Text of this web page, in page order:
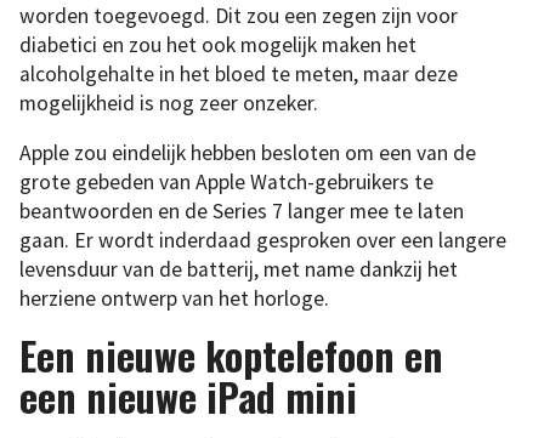
worden toegevoegd. Dit zou een zegen zijn voor
diabetici en zou het ook mogelijk maken het
alcoholgehalte in het bloed te meten, maar deze
mogelijkheid is nog zeer onzeker.
Apple zou eindelijk hebben besloten om een van de
grote gebeden van Apple Watch-gebruikers te
beantwoorden en de Series 7 langer mee te laten
gaan. Er wordt inderdaad gesproken over een langere
levensduur van de batterij, met name dankzij het
herziene ontwerp van het horloge.
Een nieuwe koptelefoon en
een nieuwe iPad mini